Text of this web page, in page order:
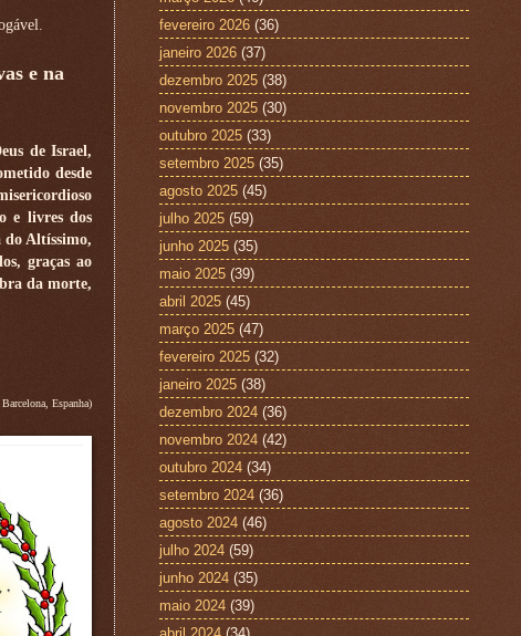
e na
de Israel,
desde
e livres dos
do Altíssimo,
graças ao
da morte,
Espanha)
fevereiro 2026 (36)
janeiro 2026 (37)
dezembro 2025 (38)
novembro 2025 (30)
outubro 2025 (33)
setembro 2025 (35)
agosto 2025 (45)
julho 2025 (59)
junho 2025 (35)
maio 2025 (39)
abril 2025 (45)
março 2025 (47)
fevereiro 2025 (32)
janeiro 2025 (38)
dezembro 2024 (36)
novembro 2024 (42)
outubro 2024 (34)
setembro 2024 (36)
agosto 2024 (46)
julho 2024 (59)
junho 2024 (35)
maio 2024 (39)